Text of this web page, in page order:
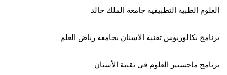
العلوم الطبية التطبيقية جامعة الملك خالد
برنامج بكالوريوس تقنية الاسنان بجامعة رياض العلم
برنامج ماجستير العلوم في تقنية الأسنان